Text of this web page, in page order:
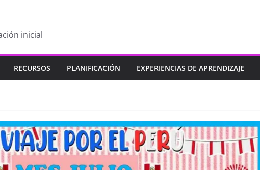
Inicialinicial
RECURSOS PLANIFICACIÓN EXPERIENCIAS DE APRENDIZAJE